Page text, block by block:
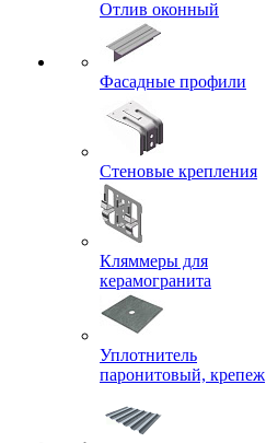
Отлив оконный
Фасадные профили
Стеновые крепления
Кляммеры для
керамогранита
Уплотнитель
паронитовый, крепеж